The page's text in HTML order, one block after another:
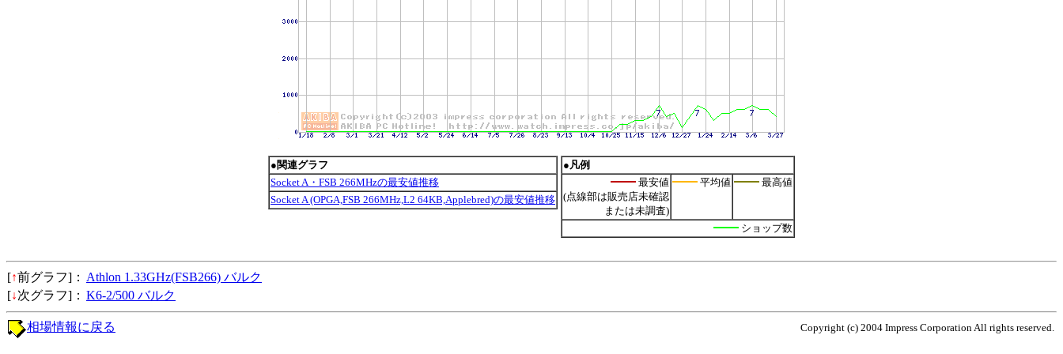
●関連グラフ
Socket A・FSB 266MHzの最安値推移
Socket A (OPGA,FSB 266MHz,L2 64KB,Applebred)の最安値推移
●凡例
最安値
(点線部は販売店未確認
または未調査)
平均値 最高値
ショップ数
[↑前グラフ]： Athlon 1.33GHz(FSB266) バルク
[↓次グラフ]： K6-2/500 バルク
Copyright (c) 2004 Impress Corporation All rights reserved.
相場情報に戻る